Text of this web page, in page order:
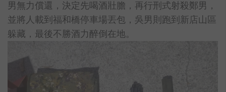
男無力償還，決定先喝酒壯膽，再行刑式射殺鄭男，
並將人載到福和橋停車場丟包，吳男則跑到新店山區
躲藏，最後不勝酒力醉倒在地。